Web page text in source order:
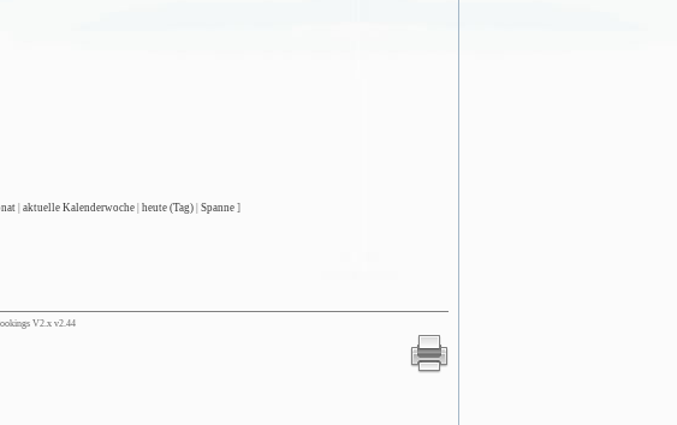
aktuelle Kalenderwoche heute (Tag) Spanne ]
V2.x v2.44